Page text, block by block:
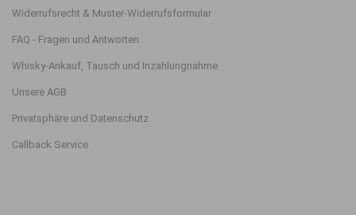
Widerrufsrecht & Muster-Widerrufsformular
FAQ - Fragen und Antworten
Whisky-Ankauf, Tausch und Inzahlungnahme
Unsere AGB
Privatsphäre und Datenschutz
Callback Service